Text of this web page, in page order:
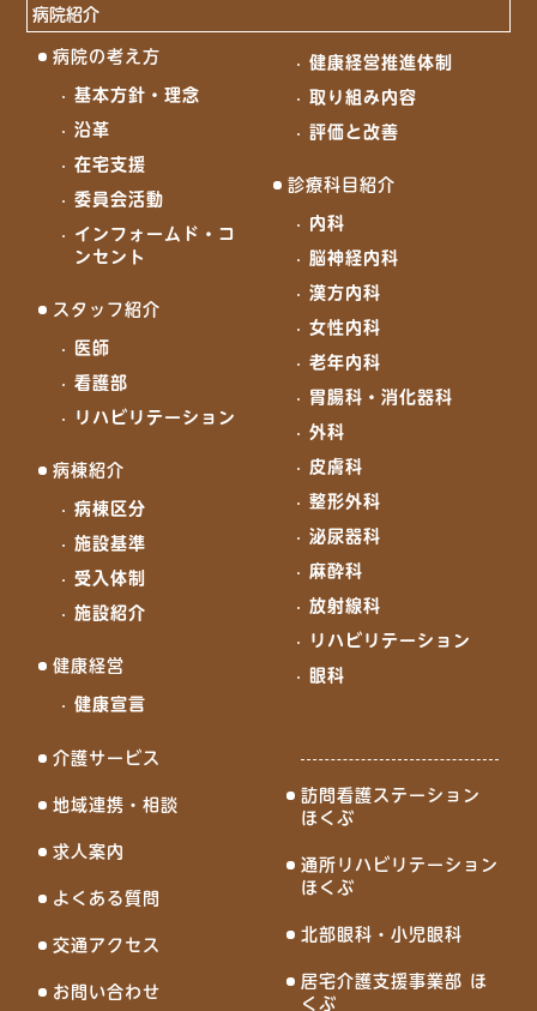
病院紹介
病院の考え方
基本方針・理念
沿革
在宅支援
委員会活動
インフォームド・コ
ンセント
スタッフ紹介
医師
看護部
リハビリテーション
病棟紹介
病棟区分
施設基準
受入体制
施設紹介
健康経営
健康宣言
健康経営推進体制
取り組み内容
評価と改善
診療科目紹介
内科
脳神経内科
漢方内科
女性内科
老年内科
胃腸科・消化器科
外科
皮膚科
整形外科
泌尿器科
麻酔科
放射線科
リハビリテーション
眼科
介護サービス
地域連携・相談
求人案内
よくある質問
交通アクセス
お問い合わせ
訪問看護ステーション
ほくぶ
通所リハビリテーション
ほくぶ
北部眼科・小児眼科
居宅介護支援事業部 ほ
くぶ